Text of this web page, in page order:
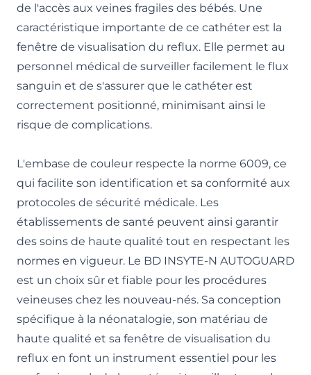
de l'accès aux veines fragiles des bébés. Une
caractéristique importante de ce cathéter est la
fenêtre de visualisation du reflux. Elle permet au
personnel médical de surveiller facilement le flux
sanguin et de s'assurer que le cathéter est
correctement positionné, minimisant ainsi le
risque de complications.
L'embase de couleur respecte la norme 6009, ce
qui facilite son identification et sa conformité aux
protocoles de sécurité médicale. Les
établissements de santé peuvent ainsi garantir
des soins de haute qualité tout en respectant les
normes en vigueur. Le BD INSYTE-N AUTOGUARD
est un choix sûr et fiable pour les procédures
veineuses chez les nouveau-nés. Sa conception
spécifique à la néonatalogie, son matériau de
haute qualité et sa fenêtre de visualisation du
reflux en font un instrument essentiel pour les